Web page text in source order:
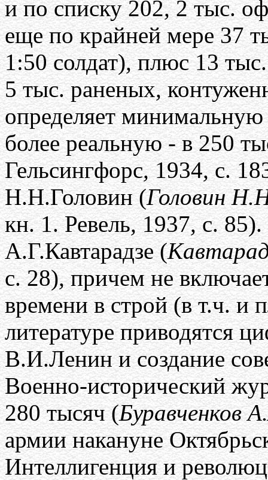
и по списку 202,2 тыс.
еще по крайней мере 37
1:50 солдат),плюс 13 тыс.
5 тыс. раненых,
определяет
более реальную - в 250
Гельсингфорс,1934,с.
Н.Н.Головин (Головин
кн. 1. Ревель,1937,с.
А.Г.Кавтарадзе (
с. 28),причем не
времени в строй (в т.ч. и
литературе приводятся
В.И.Ленин и создание
Военно-исторический
280 тысяч (Буравченков
армии накануне
Интеллигенция и